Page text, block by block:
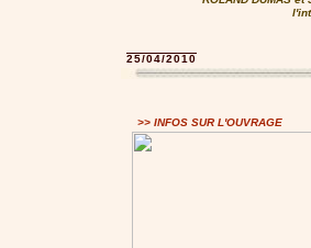
25/04/2010
>> INFOS SUR L'OUVRAGE